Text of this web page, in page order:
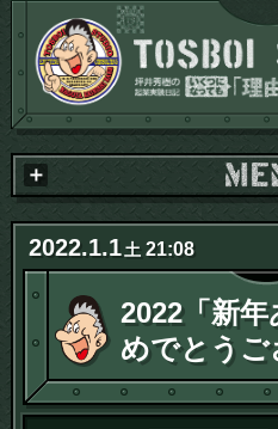
2022.1.1土 21:08
2022「新
めでとうご